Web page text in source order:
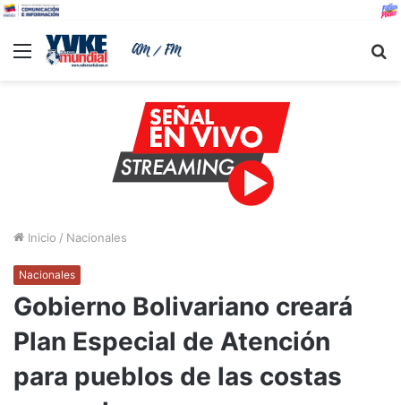
Menu
Inicio / Nacionales
Nacionales
Gobierno Bolivariano creará
Plan Especial de Atención
para pueblos de las costas